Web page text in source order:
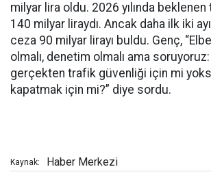
milyar lira oldu. 2026 yılında
140 milyar liraydı. Ancak daha ilk iki
ceza 90 milyar lirayı buldu. Genç,
olmalı, denetim olmalı ama soruyoruz:
gerçekten trafik güvenliği için mi
kapatmak için mi?” diye sordu.
Kaynak: Haber Merkezi